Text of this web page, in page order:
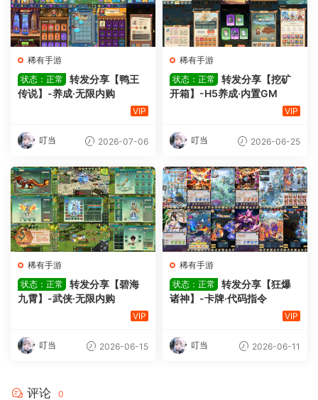
稀有手游
状态：正常
转发分享【鸭王
传说】-养成·无限内购
VIP
叮当 2026-07-06
稀有手游
状态：正常
转发分享【挖矿
开箱】-H5养成·内置GM
VIP
叮当 2026-06-25
稀有手游
状态：正常
转发分享【碧海
九霄】-武侠·无限内购
VIP
叮当 2026-06-15
稀有手游
状态：正常
转发分享【狂爆
诸神】-卡牌·代码指令
VIP
叮当 2026-06-11
评论 0